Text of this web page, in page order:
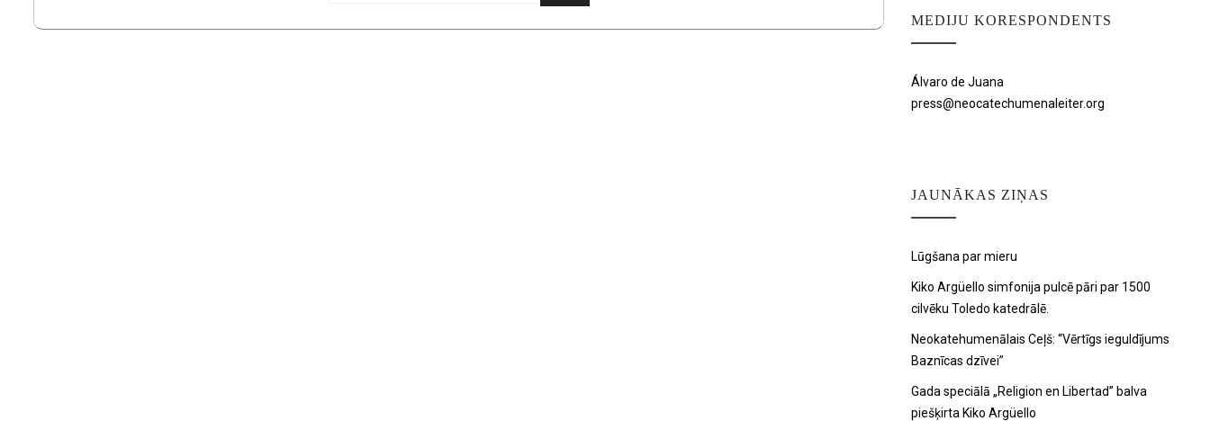
MEDIJU KORESPONDENTS
Álvaro de Juana
press@neocatechumenaleiter.org
JAUNĀKAS ZIŅAS
Lūgšana par mieru
Kiko Argüello simfonija pulcē pāri par 1500
cilvēku Toledo katedrālē.
Neokatehumenālais Ceļš: “Vērtīgs ieguldījums
Baznīcas dzīvei”
Gada speciālā „Religion en Libertad” balva
piešķirta Kiko Argüello